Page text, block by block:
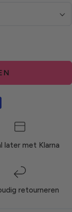
later met Klarna
retourneren